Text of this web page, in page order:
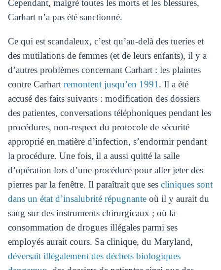
Cependant, malgré toutes les morts et les blessures,
Carhart n’a pas été sanctionné.
Ce qui est scandaleux, c’est qu’au-delà des tueries et
des mutilations de femmes (et de leurs enfants), il y a
d’autres problèmes concernant Carhart : les plaintes
contre Carhart remontent jusqu’en 1991. Il a été
accusé des faits suivants : modification des dossiers
des patientes, conversations téléphoniques pendant les
procédures, non-respect du protocole de sécurité
approprié en matière d’infection, s’endormir pendant
la procédure. Une fois, il a aussi quitté la salle
d’opération lors d’une procédure pour aller jeter des
pierres par la fenêtre. Il paraîtrait que ses cliniques sont
dans un état d’insalubrité répugnanteoù il y aurait du
sang sur des instruments chirurgicaux ; où la
consommation de drogues illégales parmi ses
employés aurait cours. Sa clinique, du Maryland,
déversait illégalement des déchets biologiques